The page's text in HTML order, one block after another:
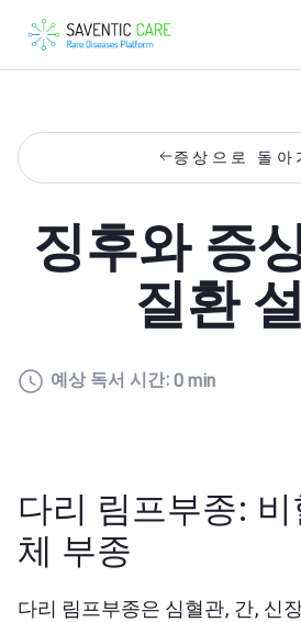
증상으로 돌아
징후와 증
질환
예상 독서 시간: 0 min
다리 림프부종:
체 부종
다리 림프부종은 심혈관, 간, 신